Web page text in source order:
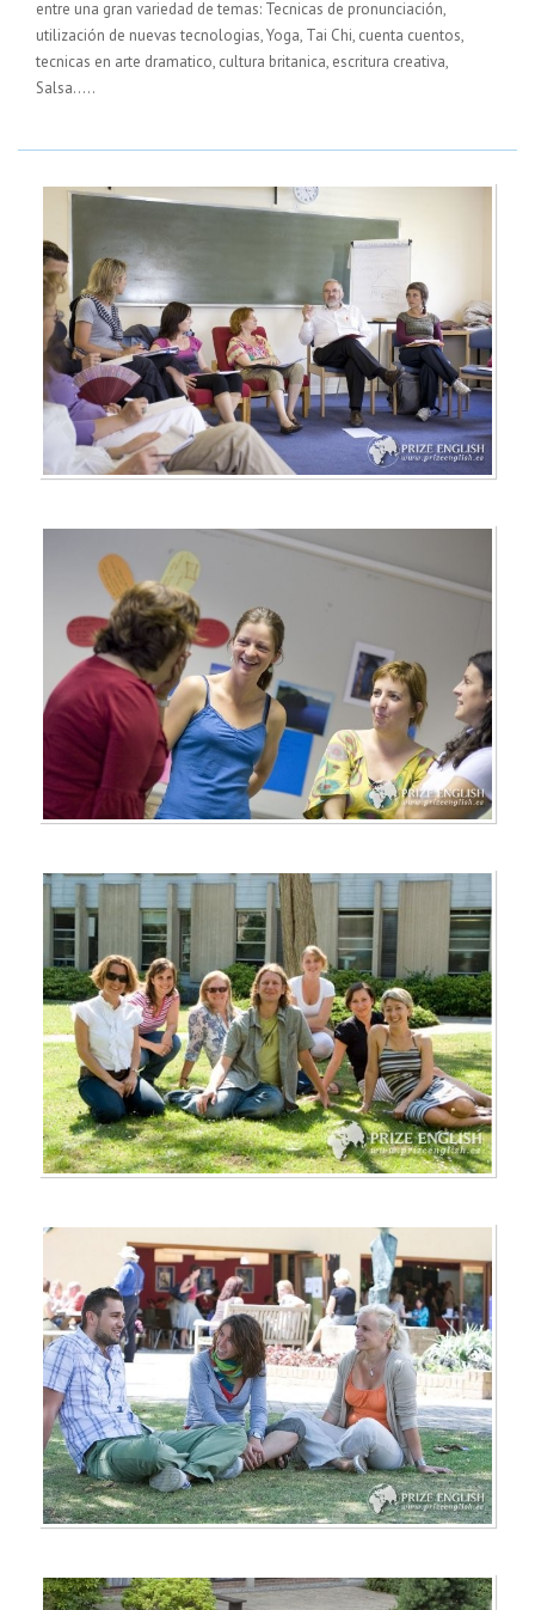
entre una gran variedad de temas: Tecnicas de pronunciación,
utilización de nuevas tecnologias, Yoga, Tai Chi, cuenta cuentos,
tecnicas en arte dramatico, cultura britanica, escritura creativa,
Salsa.....